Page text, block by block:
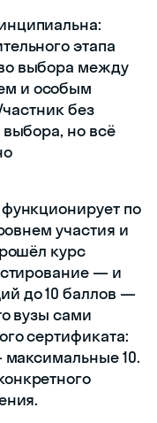
этапа
выбора между
и особым
без
но всё
по
участия и
курс
— и
до 10 баллов —
вузы сами
сертификата:
10.